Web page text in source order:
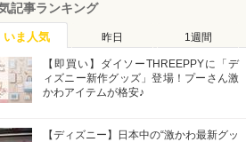
記事ランキング
いま人気 昨日 1週間
【即買い】ダイソーTHREEPPYに「デ
ィズニー新作グッズ」登場！プーさん激
かわアイテムが格安♪
【ディズニー】日本中の“激かわ最新グッ